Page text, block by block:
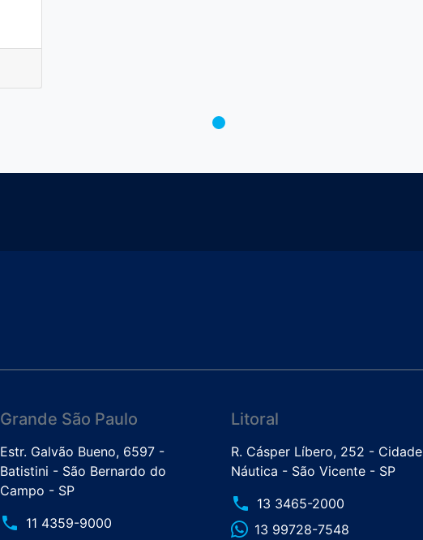
Grande São Paulo
Estr. Galvão Bueno, 6597 -
Batistini - São Bernardo do
Campo - SP
phone 11 4359-9000
Litoral
R. Cásper Líbero, 252 - Cidade
Náutica - São Vicente - SP
phone 13 3465-2000
13 99728-7548